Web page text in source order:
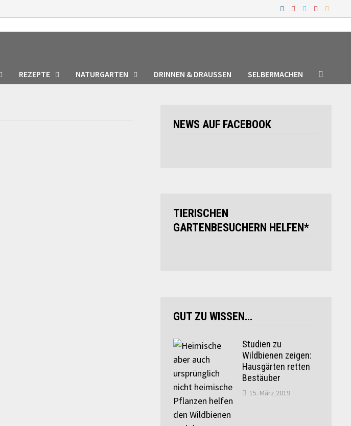
REZEPTE NATURGARTEN DRINNEN & DRAUSSEN SELBERMACHEN
NEWS AUF FACEBOOK
TIERISCHEN
GARTENBESUCHERN HELFEN*
GUT ZU WISSEN…
Studien zu
Wildbienen zeigen:
Hausgärten retten
Bestäuber
15. März 2019